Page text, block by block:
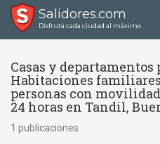
Salidores.com
Disfrutá cada ciudad al máximo
Casas y departamentos
Habitaciones
personas con
24 horas en Tandil,
1 publicaciones